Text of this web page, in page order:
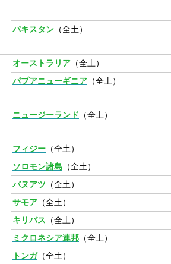
パキスタン （全土）
オーストラリア （全土）
パプアニューギニア （全土）
ニュージーランド （全土）
フィジー （全土）
ソロモン諸島 （全土）
バヌアツ （全土）
サモア （全土）
キリバス （全土）
ミクロネシア連邦 （全土）
トンガ（全土）